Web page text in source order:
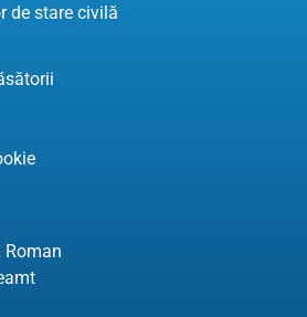
de stare civilă